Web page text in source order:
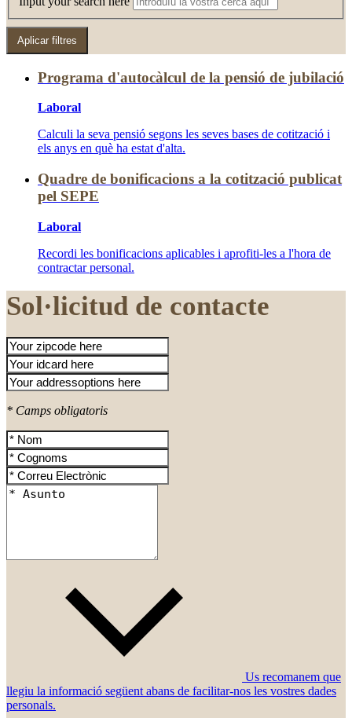
Programa d'autocàlcul de la pensió de jubilació
Laboral
Calculi la seva pensió segons les seves bases de cotització i
els anys en què ha estat d'alta.
Quadre de bonificacions a la cotització publicat
pel SEPE
Laboral
Recordi les bonificacions aplicables i aprofiti-les a l'hora de
contractar personal.
Sol·licitud de contacte
* Camps obligatoris
Us recomanem que
llegiu la informació següent abans de facilitar-nos les vostres dades
personals.